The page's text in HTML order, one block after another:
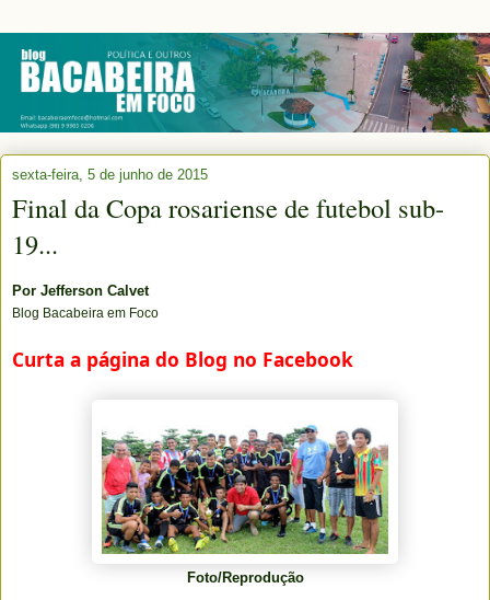
sexta-feira, 5 de junho de 2015
Final da Copa rosariense de futebol sub-
19...
Por Jefferson Calvet
Blog Bacabeira em Foco
Curta a página do Blog no Facebook
Foto/Reprodução